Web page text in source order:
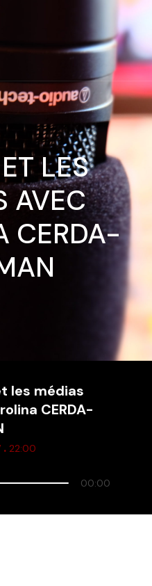
LES
AVEC
CERDA-
les médias
CERDA-
. 22:00
00:00